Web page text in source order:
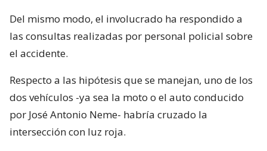
Del mismo modo, el involucrado ha respondido a
las consultas realizadas por personal policial sobre
el accidente.
Respecto a las hipótesis que se manejan, uno de los
dos vehículos -ya sea la moto o el auto conducido
por José Antonio Neme- habría cruzado la
intersección con luz roja.